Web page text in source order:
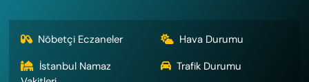
Nöbetçi Eczaneler
Hava Durumu
İstanbul Namaz
Trafik Durumu